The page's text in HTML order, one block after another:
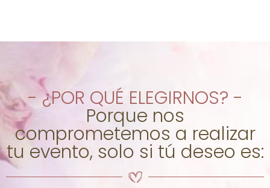
- ¿POR QUÉ ELEGIRNOS? -
Porque nos
comprometemos a realizar
tu evento, solo si tú deseo es: